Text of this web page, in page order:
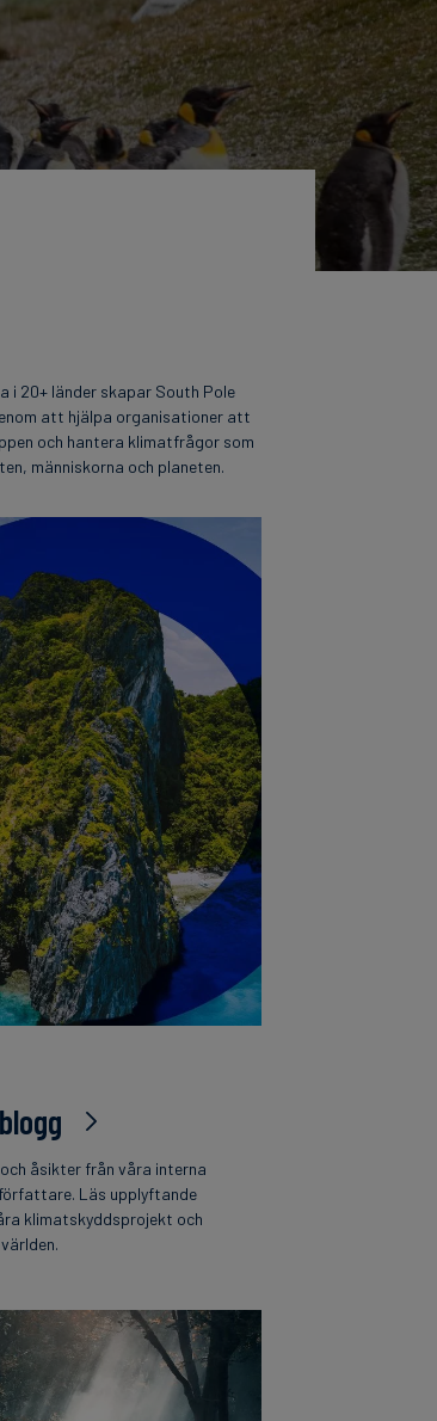
i 20+ länder skapar South Pole
att hjälpa organisationer att
och hantera klimatfrågor som
människorna och planeten.
åsikter från våra interna
Läs upplyftande
klimatskyddsprojekt och